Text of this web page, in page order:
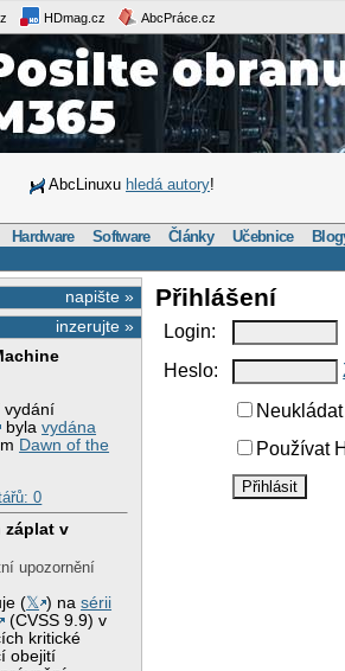
HDmag.cz AbcPráce.cz
AbcLinuxu hledá autory!
Hardware Software Články Učebnice
napište »
inzerujte »
vydání
bylavydána
Dawn of the
0
záplat v
upozornění
(𝕏 ) nasérii
(CVSS 9.9) v
kritické
obejití
Přihlášení
Login:
Heslo:
Používat